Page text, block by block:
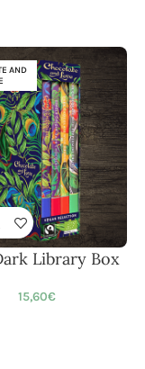
AND
Library Box
15,60€